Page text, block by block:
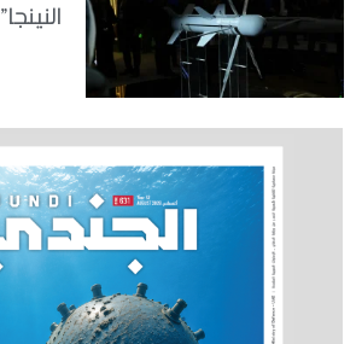
النينجا”